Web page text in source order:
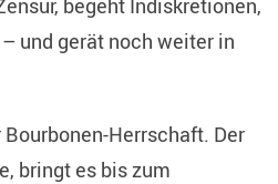
begeht Indiskretionen,
und gerät noch weiter in
Herrschaft. Der
bringt es bis zum